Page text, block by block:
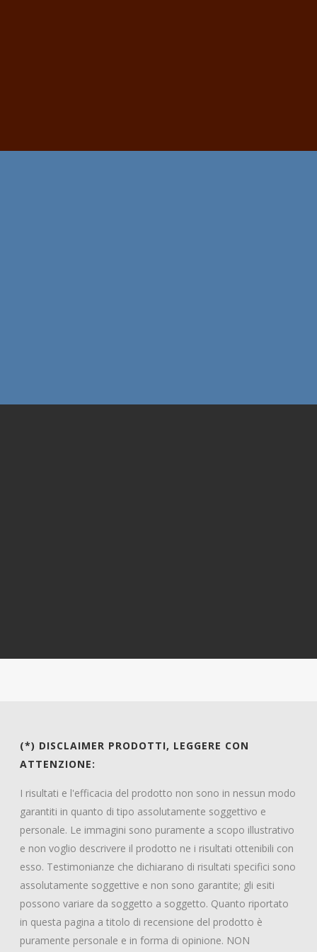
(*) DISCLAIMER PRODOTTI, LEGGERE CON
ATTENZIONE:
I risultati e l'efficacia del prodotto non sono in nessun modo
garantiti in quanto di tipo assolutamente soggettivo e
personale. Le immagini sono puramente a scopo illustrativo
e non voglio descrivere il prodotto ne i risultati ottenibili con
esso. Testimonianze che dichiarano di risultati specifici sono
assolutamente soggettive e non sono garantite; gli esiti
possono variare da soggetto a soggetto. Quanto riportato
in questa pagina a titolo di recensione del prodotto è
puramente personale e in forma di opinione. NON